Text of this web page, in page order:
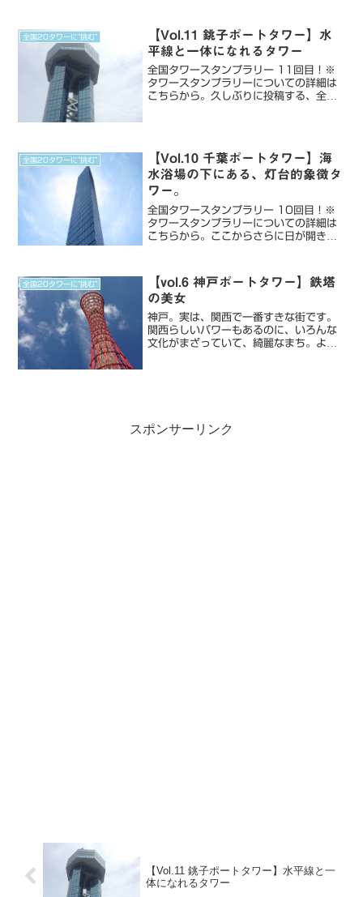
全国20タワーに”挑む”
【Vol.11 銚子ポートタワー】水
平線と一体になれるタワー
全国タワースタンプラリー 11回目！※
タワースタンプラリーについての詳細は
こちらから。久しぶりに投稿する、全国
全国20タワーに”挑む”
【Vol.10 千葉ポートタワー】海
水浴場の下にある、灯台的象徴タ
ワー。
全国タワースタンプラリー 10回目！※
タワースタンプラリーについての詳細は
こちらから。ここからさらに日が開きま
ーにいっていないと達成できません。そ
んな焦燥感の中、いった...
全国20タワーに”挑む”
【vol.6 神戸ポートタワー】鉄塔
の美女
神戸。実は、関西で一番すきな街です。
関西らしいパワーもあるのに、いろんな
文化がまざっていて、綺麗なまち。よく
スポンサーリンク
【Vol.11 銚子ポートタワー】水平線と一
体になれるタワー